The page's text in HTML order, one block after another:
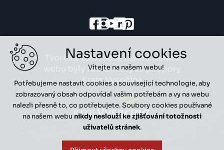
Tvorba a technické řešení tohoto
webu byly realizovány za podpory
Kraje Vysočina
Nastavení cookies
Vítejte na našem webu!
Potřebujeme nastavit cookies a související technologie, aby
zobrazovaný obsah odpovídal vašim potřebám a vy na webu
nalezli přesně to, co potřebujete. Soubory cookies používané
na našem webu nikdy neslouží ke zjišťování totožnosti
uživatelů stránek.